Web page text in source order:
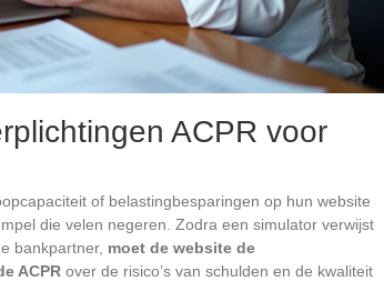
ACPR voor
of belastingbesparingen op hun website
die velen negeren. Zodra een simulator verwijst
bankpartner, moet de website de
ACPR over de risico’s van schulden en de kwaliteit